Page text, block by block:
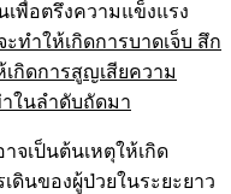
เพื่อตรึงความแข็งแรง
ะทำให้เกิดการบาดเจ็บ สึก
กิดการสูญเสียความ
ในลำดับถัดมา
จเป็นต้นเหตุให้เกิด
ดินของผู้ป่วยในระยะยาว